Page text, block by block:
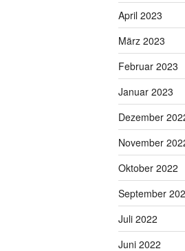
April 2023
März 2023
Februar 2023
Januar 2023
Dezember
November
Oktober 2022
September
Juli 2022
Juni 2022